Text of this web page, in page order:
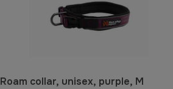
Roam collar, unisex, purple, M